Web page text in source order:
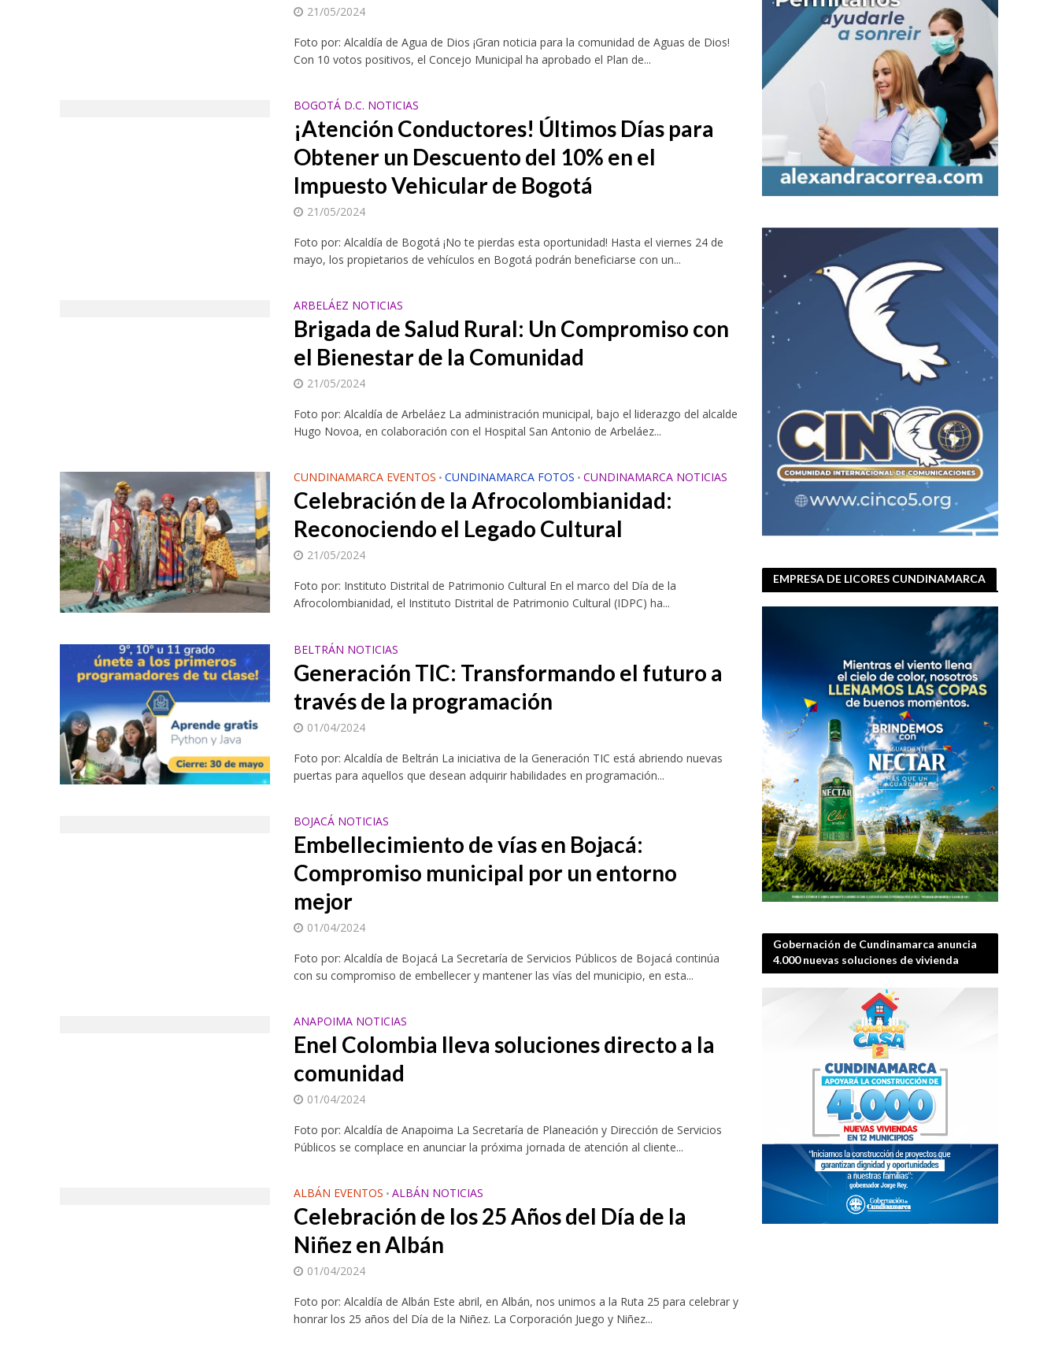
21/05/2024
Foto por: Alcaldía de Agua de Dios ¡Gran noticia para la comunidad de Aguas de Dios!
Con 10 votos positivos, el Concejo Municipal ha aprobado el Plan de...
BOGOTÁ D.C. NOTICIAS
¡Atención Conductores! Últimos Días para
Obtener un Descuento del 10% en el
Impuesto Vehicular de Bogotá
21/05/2024
Foto por: Alcaldía de Bogotá ¡No te pierdas esta oportunidad! Hasta el viernes 24 de
mayo, los propietarios de vehículos en Bogotá podrán beneficiarse con un...
ARBELÁEZ NOTICIAS
Brigada de Salud Rural: Un Compromiso con
el Bienestar de la Comunidad
21/05/2024
Foto por: Alcaldía de Arbeláez La administración municipal, bajo el liderazgo del alcalde
Hugo Novoa, en colaboración con el Hospital San Antonio de Arbeláez...
CUNDINAMARCA EVENTOS • CUNDINAMARCA FOTOS • CUNDINAMARCA NOTICIAS
Celebración de la Afrocolombianidad:
Reconociendo el Legado Cultural
21/05/2024
Foto por: Instituto Distrital de Patrimonio Cultural En el marco del Día de la
Afrocolombianidad, el Instituto Distrital de Patrimonio Cultural (IDPC) ha...
BELTRÁN NOTICIAS
Generación TIC: Transformando el futuro a
través de la programación
01/04/2024
Foto por: Alcaldía de Beltrán La iniciativa de la Generación TIC está abriendo nuevas
puertas para aquellos que desean adquirir habilidades en programación...
BOJACÁ NOTICIAS
Embellecimiento de vías en Bojacá:
Compromiso municipal por un entorno
mejor
01/04/2024
Foto por: Alcaldía de Bojacá La Secretaría de Servicios Públicos de Bojacá continúa
con su compromiso de embellecer y mantener las vías del municipio, en esta...
ANAPOIMA NOTICIAS
Enel Colombia lleva soluciones directo a la
comunidad
01/04/2024
Foto por: Alcaldía de Anapoima La Secretaría de Planeación y Dirección de Servicios
Públicos se complace en anunciar la próxima jornada de atención al cliente...
ALBÁN EVENTOS • ALBÁN NOTICIAS
Celebración de los 25 Años del Día de la
Niñez en Albán
01/04/2024
Foto por: Alcaldía de Albán Este abril, en Albán, nos unimos a la Ruta 25 para celebrar y
honrar los 25 años del Día de la Niñez. La Corporación Juego y Niñez...
EMPRESA DE LICORES CUNDINAMARCA
Gobernación de Cundinamarca anuncia
4.000 nuevas soluciones de vivienda